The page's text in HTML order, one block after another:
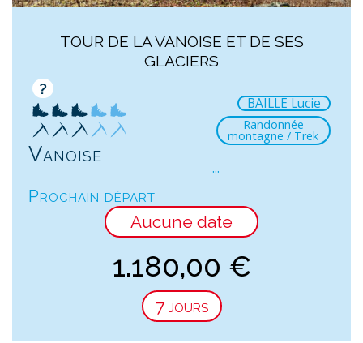
TOUR DE LA VANOISE ET DE SES
GLACIERS
?
Vanoise
BAILLE Lucie
Randonnée
montagne / Trek
...
Prochain départ
Aucune date
1.180,00 €
7 jours